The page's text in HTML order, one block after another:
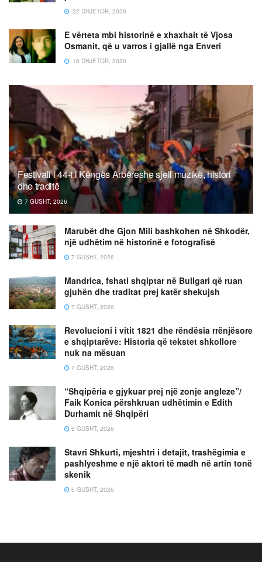
22 DHJETOR, 2020
E vërteta mbi historinë e xhaxhait të Vjosa
Osmanit, që u varros i gjallë nga Enveri
18 DHJETOR, 2020
Festivali i 44-t i Këngës Arbëreshe sjell muzikë, histori
dhe traditë
7 GUSHT, 2026
Marubët dhe Gjon Mili bashkohen në Shkodër,
një udhëtim në historinë e fotografisë
7 GUSHT, 2026
Mandrica, fshati shqiptar në Bullgari që ruan
gjuhën dhe traditat prej katër shekujsh
7 GUSHT, 2026
Revolucioni i vitit 1821 dhe rëndësia rrënjësore
e shqiptarëve: Historia që tekstet shkollore
nuk na mësuan
7 GUSHT, 2026
“Shqipëria e gjykuar prej një zonje angleze”/
Faik Konica përshkruan udhëtimin e Edith
Durhamit në Shqipëri
6 GUSHT, 2026
Stavri Shkurti, mjeshtri i detajit, trashëgimia e
pashlyeshme e një aktori të madh në artin tonë
skenik
6 GUSHT, 2026